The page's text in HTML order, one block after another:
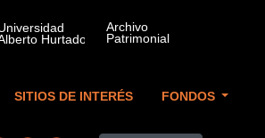
SITIOS DE INTERÉS FONDOS